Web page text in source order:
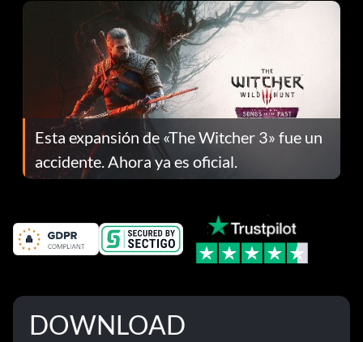
Esta expansión de «The Witcher 3» fue un
accidente. Ahora ya es oficial.
DOWNLOAD